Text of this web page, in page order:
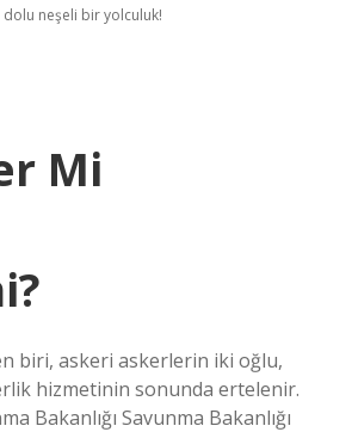
dolu neşeli bir yolculuk!
Mi
biri, askeri askerlerin iki oğlu,
hizmetinin sonunda ertelenir.
Bakanlığı Savunma Bakanlığı